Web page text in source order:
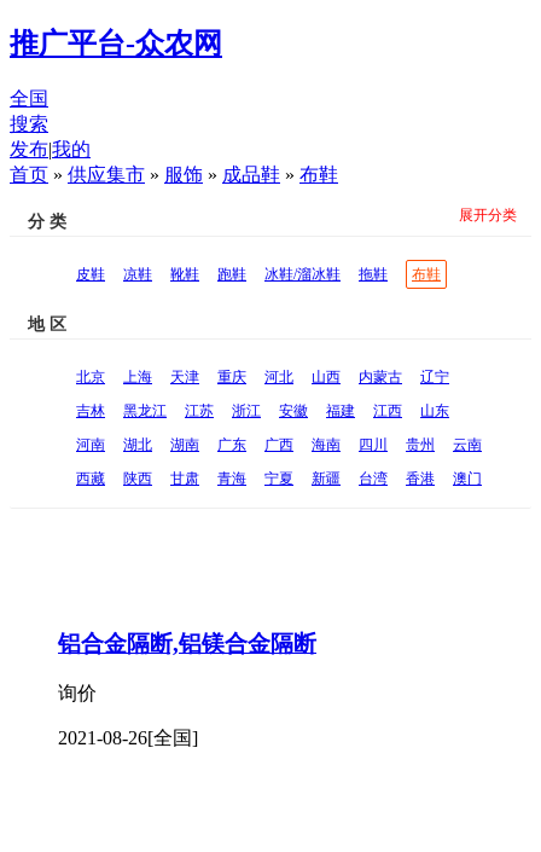
推广平台-众农网
全国
搜索
发布|我的
首页 » 供应集市 » 服饰 » 成品鞋 » 布鞋
分 类
皮鞋 凉鞋 靴鞋 跑鞋 冰鞋/溜冰鞋 拖鞋 布鞋
展开分类
地 区
北京 上海 天津 重庆 河北 山西 内蒙古
辽宁
吉林
黑龙江 江苏 浙江 安徽 福建 江西
山东
河南
湖北 湖南 广东 广西 海南 四川 贵州
云南
西藏
陕西 甘肃 青海 宁夏 新疆 台湾 香港 澳门
铝合金隔断,铝镁合金隔断
询价
2021-08-26[全国]